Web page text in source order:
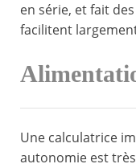
en série, et fait
facilitent
Une calculatrice
autonomie est